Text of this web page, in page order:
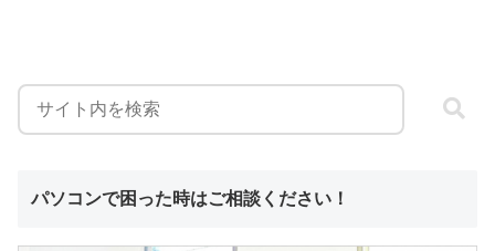
パソコンで困った時はご相談ください！